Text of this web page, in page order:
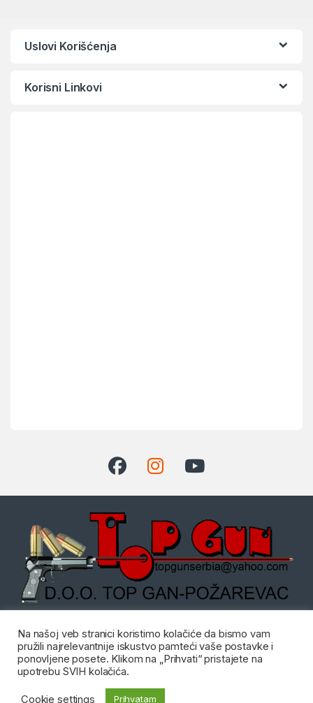
Uslovi Korišćenja
Korisni Linkovi
Dostupni radnim danom od:
08:00 do 20:00 i Subotom od
08:00 do 14:00
Imate pitanje?
Kontakt: 012/555-
Na našoj veb stranici koristimo kolačiće da bismo vam
pružili najrelevantnije iskustvo pamteći vaše postavke i
ponovljene posete. Klikom na „Prihvati“ pristajete na
upotrebu SVIH kolačića.
Cookie settings Prihvatam